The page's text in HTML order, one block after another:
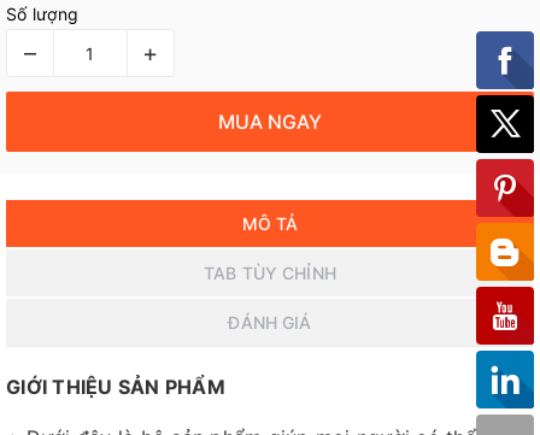
Số lượng
– +
MUA NGAY
MÔ TẢ
TAB TÙY CHỈNH
ĐÁNH GIÁ
GIỚI THIỆU SẢN PHẨM